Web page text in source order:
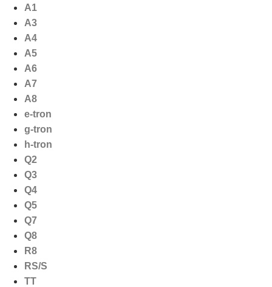
naar
inhoud
A1
A3
A4
A5
A6
A7
A8
e-tron
g-tron
h-tron
Q2
Q3
Q4
Q5
Q7
Q8
R8
RS/S
TT